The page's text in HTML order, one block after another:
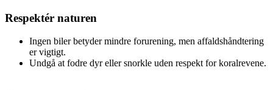
Respektér naturen
Ingen biler betyder mindre forurening, men affaldshåndtering
er vigtigt.
Undgå at fodre dyr eller snorkle uden respekt for koralrevene.